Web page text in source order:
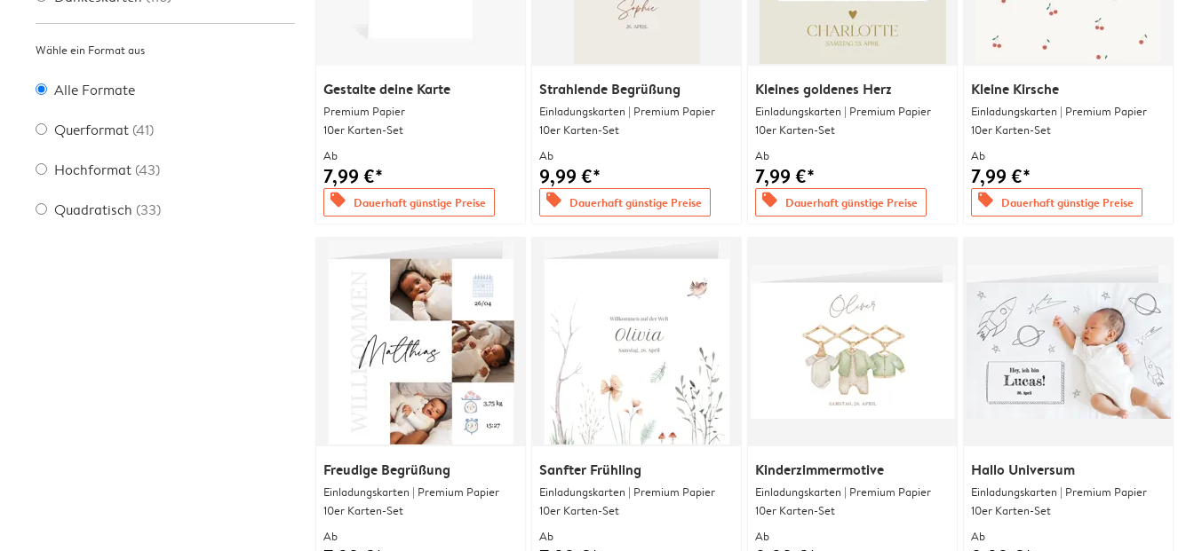
Wähle ein Format aus
Alle Formate
Querformat (41)
Hochformat (43)
Quadratisch (33)
Gestalte deine Karte
Premium Papier
10er Karten-Set
Ab
7,99 €*
offers Dauerhaft günstige Preise
Strahlende Begrüßung
Einladungskarten | Premium Papier
10er Karten-Set
Ab
9,99 €*
offers Dauerhaft günstige Preise
Kleines goldenes Herz
Einladungskarten | Premium Papier
10er Karten-Set
Ab
7,99 €*
offers Dauerhaft günstige Preise
Kleine Kirsche
Einladungskarten | Premium Papier
10er Karten-Set
Ab
7,99 €*
offers Dauerhaft günstige Preise
Freudige Begrüßung
Einladungskarten | Premium Papier
10er Karten-Set
Ab
Sanfter Frühling
Einladungskarten | Premium Papier
10er Karten-Set
Ab
Kinderzimmermotive
Einladungskarten | Premium Papier
10er Karten-Set
Ab
Hallo Universum
Einladungskarten | Premium Papier
10er Karten-Set
Ab